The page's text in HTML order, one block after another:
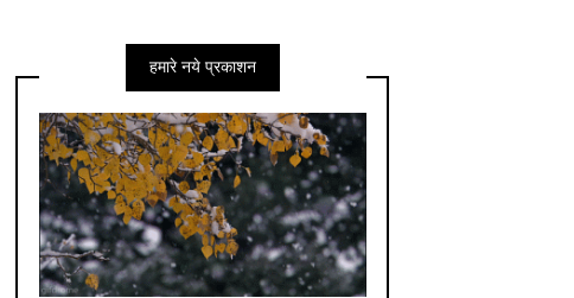
हमारे नये प्रकाशन